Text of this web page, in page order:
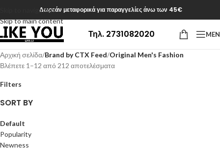
Skip to navigation
Skip to main content
Δωρεάν μεταφορικά για παραγγελίες άνω των 45€
Τηλ. 2731082020
Αρχική σελίδα/Brand by CTX Feed/Original Men's Fashion
Βλέπετε 1–12 από 212 αποτελέσματα
Filters
SORT BY
Default
Popularity
Newness